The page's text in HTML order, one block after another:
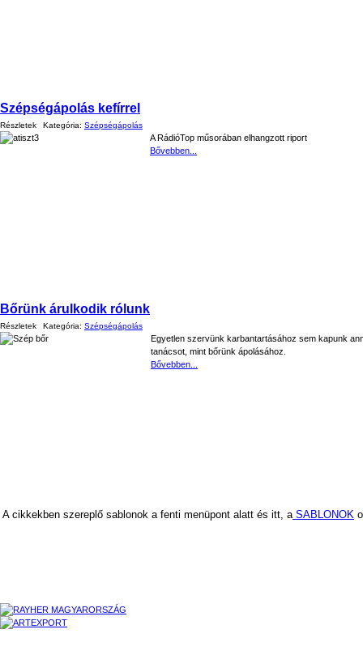
Szépségápolás kefírrel
Részletek Kategória: Szépségápolás
A RádióTop műsorában elhangzott riport
Bővebben...
Bőrünk árulkodik rólunk
Részletek Kategória: Szépségápolás
Egyetlen szervünk karbantartásához sem kapunk
tanácsot, mint bőrünk ápolásához.
Bővebben...
A cikkekben szereplő sablonok a fenti menüpont alatt és itt, aSABLONOK